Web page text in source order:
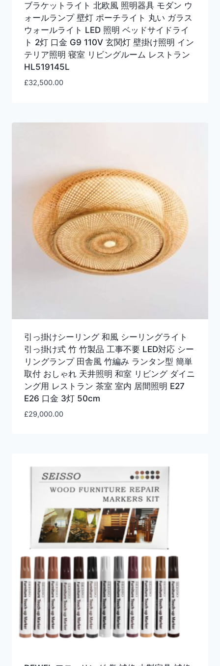
ブラケットライト 北欧風 照明器具 モダン ウ
ォールランプ 壁灯 ポーチライト 丸い ガラス
ウォールライト LED 照明 ベッドサイドライ
ト 2灯 口金 G9 110V 玄関灯 壁掛け照明 イン
テリア照明 寝室 リビングルーム レストラン
HL519145L
£32,500.00
引っ掛けシーリング 和風 シーリングライト
引っ掛け式 竹 竹製品 工事不要 LED対応 シー
リングランプ 田舎風 竹編み ランタン型 簡単
取付 おしゃれ 天井照明 和室 リビング ダイニ
ング用 レストラン 茶室 室内 居間照明 E27
E26 口金 3灯 50cm
£29,000.00